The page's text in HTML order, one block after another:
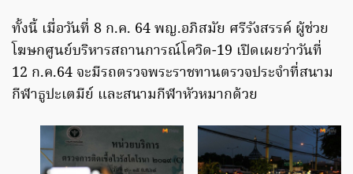
ทั้งนี้ เมื่อวันที่ 8 ก.ค. 64 พญ.อภิสมัย ศรีรังสรรค์ ผู้ช่วย
โฆษกศูนย์บริหารสถานการณ์โควิด-19 เปิดเผยว่าวันที่
12 ก.ค.64 จะมีรถตรวจพระราชทานตรวจประจำที่สนาม
กีฬาธูปะเตมีย์ และสนามกีฬาหัวหมากด้วย